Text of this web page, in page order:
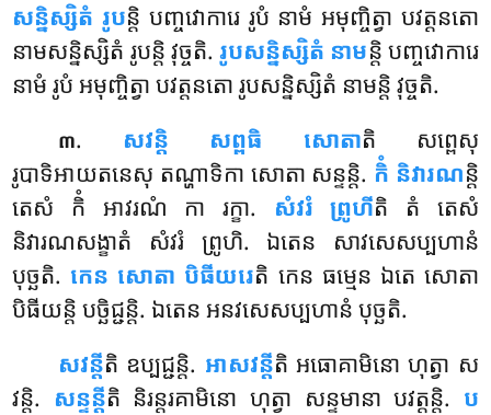
សន្និស្សិតំ រូបន្តិ បញ្ចវោការេ រូបំ នាមំ អមុញ្ចិត្វា បវត្តនតោ
នាមសន្និស្សិតំ រូបន្តិ វុច្ចតិ.រូបសន្និស្សិតំ នាមន្តិ បញ្ចវោការេ
នាមំ រូបំ អមុញ្ចិត្វា បវត្តនតោ រូបសន្និស្សិតំ នាមន្តិ វុច្ចតិ.
៣. សវន្តិ សព្ពធិ សោតាតិ សព្ពេសុ
រូបាទិអាយតនេសុ តណ្ហាទិកា សោតា សន្ទន្តិ. កិំ និវារណន្តិ
តេសំ កិំ អាវរណំ កា រក្ខា. សំវរំ ព្រូហីតិ តំ តេសំ
និវារណសង្ខាតំ សំវរំ ព្រូហិ. ឯតេន សាវសេសប្បហានំ
បុច្ឆតិ.កេន សោតា បិធីយរេតិ កេន ធម្មេន ឯតេ សោតា
បិធីយន្តិ បច្ឆិជ្ជន្តិ. ឯតេន អនវសេសប្បហានំ បុច្ឆតិ.
សវន្តីតិ ឧប្បជ្ជន្តិ. អាសវន្តីតិ អធោគាមិនោ ហុត្វា ស
វន្តិ. សន្ទន្តីតិ និរន្តរគាមិនោ ហុត្វា សន្ទមានា បវត្តន្តិ. ប